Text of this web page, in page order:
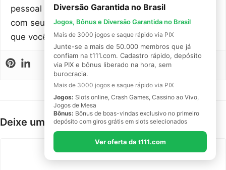
pessoal e descubra como alinhar seus hábitos
com seus objetivos para alcançar o estilo de vida
que você merece.
Deixe um comentário
Diversão Garantida no Brasil
Jogos, Bônus e Diversão Garantida no Brasil
Mais de 3000 jogos e saque rápido via PIX
Junte-se a mais de 50.000 membros que já
confiam na t111.com. Cadastro rápido, depósito
via PIX e bônus liberado na hora, sem
burocracia.
Mais de 3000 jogos e saque rápido via PIX
Jogos: Slots online, Crash Games, Cassino ao Vivo,
Jogos de Mesa
Bônus: Bônus de boas-vindas exclusivo no primeiro
depósito com giros grátis em slots selecionados
Ver oferta da t111.com